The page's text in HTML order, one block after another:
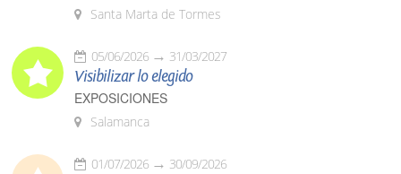
Santa Marta de Tormes
05/06/2026 31/03/2027
Visibilizar lo elegido
EXPOSICIONES
Salamanca
01/07/2026 30/09/2026